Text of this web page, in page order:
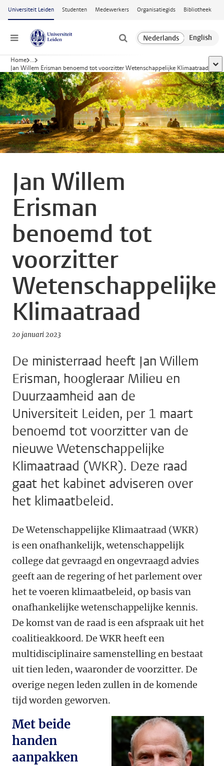
Ga naar hoofdinhoud
Universiteit Leiden Studenten Medewerkers Organisatiegids Bibliotheek
Menu
Home ...
Jan Willem Erisman benoemd tot voorzitter Wetenschappelijke Klimaatraad
Jan Willem
Erisman
benoemd tot
voorzitter
Wetenschappelijke
Klimaatraad
20 januari 2023
De ministerraad heeft Jan Willem
Erisman, hoogleraar Milieu en
Duurzaamheid aan de
Universiteit Leiden, per 1 maart
benoemd tot voorzitter van de
nieuwe Wetenschappelijke
Klimaatraad (WKR). Deze raad
gaat het kabinet adviseren over
het klimaatbeleid.
De Wetenschappelijke Klimaatraad (WKR)
is een onafhankelijk, wetenschappelijk
college dat gevraagd en ongevraagd advies
geeft aan de regering of het parlement over
het te voeren klimaatbeleid, op basis van
onafhankelijke wetenschappelijke kennis.
De komst van de raad is een afspraak uit het
coalitieakkoord. De WKR heeft een
multidisciplinaire samenstelling en bestaat
uit tien leden, waaronder de voorzitter. De
overige negen leden zullen in de komende
tijd worden geworven.
Met beide
handen
aanpakken